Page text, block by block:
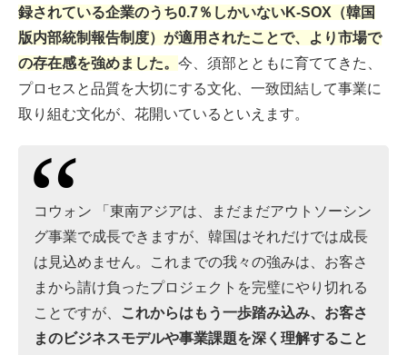
録されている企業のうち0.7％しかいないK-SOX（韓国
版内部統制報告制度）が適用されたことで、より市場で
の存在感を強めました。 今、須部とともに育ててきた、
プロセスと品質を大切にする文化、一致団結して事業に
取り組む文化が、花開いているといえます。
コウォン 「東南アジアは、まだまだアウトソーシン
グ事業で成長できますが、韓国はそれだけでは成長
は見込めません。これまでの我々の強みは、お客さ
まから請け負ったプロジェクトを完璧にやり切れる
ことですが、
これからはもう一歩踏み込み、お客さ
まのビジネスモデルや事業課題を深く理解すること